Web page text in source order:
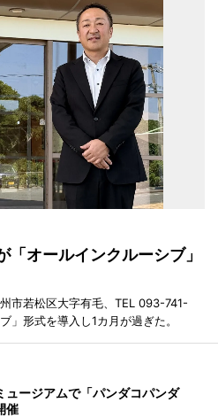
オールインクルーシブ」
市若松区大字有毛、TEL 093-741-
」形式を導入し1カ月が過ぎた。
ュージアムで「パンダコパンダ
催